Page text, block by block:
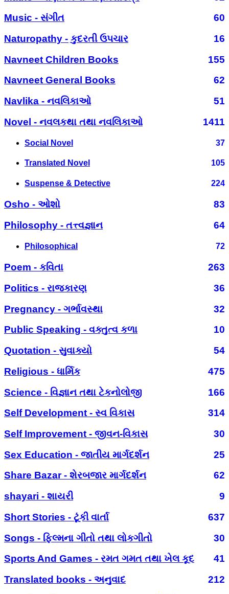
Music - સંગીત
60
Naturopathy - કુદરતી ઉપચાર
16
Navneet Children Books
155
Navneet General Books
62
Navlika - નવલિકાઓ
51
Novel - નવલકથા તથા નવલિકાઓ
1411
Social Novel 37
Translated Novel 105
Suspense & Detective 224
Osho - ઓશો
83
Philosophy - તત્ત્વજ્ઞાન
64
Philosophical 72
Poem - કવિતા
263
Politics - રાજકારણ
36
Pregnancy - ગર્ભાવસ્થા
32
Public Speaking - વક્તુત્વ કળા
10
Quotation - સુવાક્યો
54
Religious - ધાર્મિક
475
Science - વિજ્ઞાન તથા ટેકનોલોજી
166
Self Development - સ્વ વિકાસ
314
Self Improvement - જીવન-વિકાસ
30
Sex Education - જાતીય માર્ગદર્શન
25
Share Bazar - શેરબજાર માર્ગદર્શન
62
shayari - શાયરી
9
Short Stories - ટૂંકી વાર્તા
637
Songs - ફિલ્મના ગીતો તથા લોકગીતો
30
Sports And Games - રમત ગમત તથા ખેલ કૂદ
41
Translated books - અનુવાદ
212